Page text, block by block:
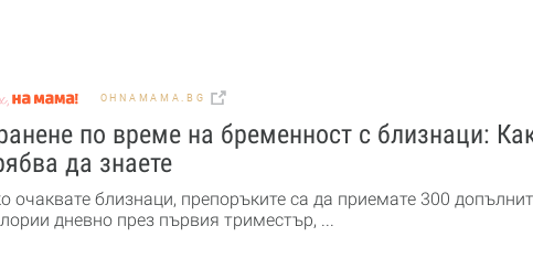
OHNAMAMA.BG
по време на бременност с близнаци:
да знаете
очаквате близнаци, препоръките са да приемате 300
дневно през първия триместър, ...